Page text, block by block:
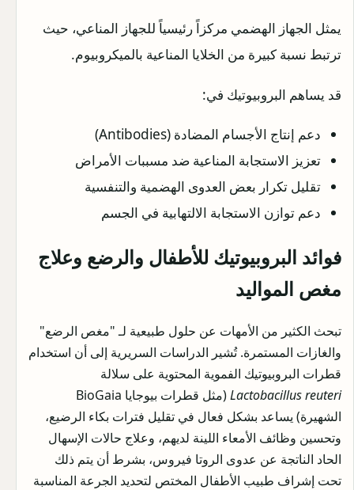
يمثل الجهاز الهضمي مركزاً رئيسياً للجهاز المناعي، حيث
ترتبط نسبة كبيرة من الخلايا المناعية بالميكروبيوم.
قد يساهم البروبيوتيك في:
دعم إنتاج الأجسام المضادة (Antibodies)
تعزيز الاستجابة المناعية ضد مسببات الأمراض
تقليل تكرار بعض العدوى الهضمية والتنفسية
دعم توازن الاستجابة الالتهابية في الجسم
فوائد البروبيوتيك للأطفال والرضع وعلاج
مغص المواليد
تبحث الكثير من الأمهات عن حلول طبيعية لـ "مغص الرضع"
والغازات المستمرة. تُشير الدراسات السريرية إلى أن استخدام
قطرات البروبيوتيك الفموية المحتوية على سلالة
Lactobacillus reuteri
(مثل قطرات بيوجايا BioGaia
الشهيرة) يساعد بشكل فعال في تقليل فترات بكاء الرضيع،
وتحسين وظائف الأمعاء اللينة لديهم، وعلاج حالات الإسهال
الحاد الناتجة عن عدوى الروتا فيروس، بشرط أن يتم ذلك
تحت إشراف طبيب الأطفال المختص لتحديد الجرعة المناسبة